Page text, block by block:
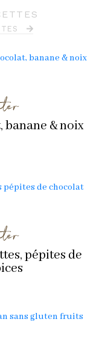
banane & noix
pépites de